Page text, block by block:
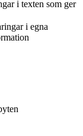
i texten som ger
i egna